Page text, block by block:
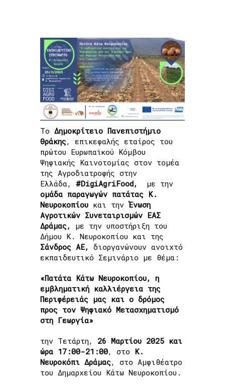
της
Περιφέρειάς
μας και ο
δρόμος προς
τον Ψηφιακό
Μετασχηματισμό
στη Γεωργία”
Home»Το #DigiAgriFood στο Δια ζώσης
Εκπαιδευτικό Σεμινάριο: “Πατάτα Κάτω
Νευροκοπίου, η εμβληματική καλλιέργεια της
Περιφέρειάς μας και ο δρόμος προς τον
Ψηφιακό Μετασχηματισμό στη Γεωργία”
Το Δημοκρίτειο Πανεπιστήμιο
Θράκης, επικεφαλής εταίρος του
πρώτου Ευρωπαϊκού Κόμβου
Ψηφιακής Καινοτομίας στον τομέα
της Αγροδιατροφής στην
Ελλάδα, #DigiAgriFood, με την
ομάδα παραγωγών πατάτας Κ.
Νευροκοπίου και την Ένωση
Αγροτικών Συνεταιρισμών ΕΑΣ
Δράμας, με την υποστήριξη του
Δήμου Κ. Νευροκοπίου και της
Σάνδρος ΑΕ, διοργανώνουν ανοιχτό
εκπαιδευτικό Σεμινάριο με θέμα:
«Πατάτα Κάτω Νευροκοπίου, η
εμβληματική καλλιέργεια της
Περιφέρειάς μας και ο δρόμος
προς τον Ψηφιακό Μετασχηματισμό
στη Γεωργία»
την Τετάρτη, 26 Μαρτίου 2025 και
ώρα 17:00-21:00, στο Κ.
Νευροκόπι Δράμας, στο Αμφιθέατρο
του Δημαρχείου Κάτω Νευροκοπίου.